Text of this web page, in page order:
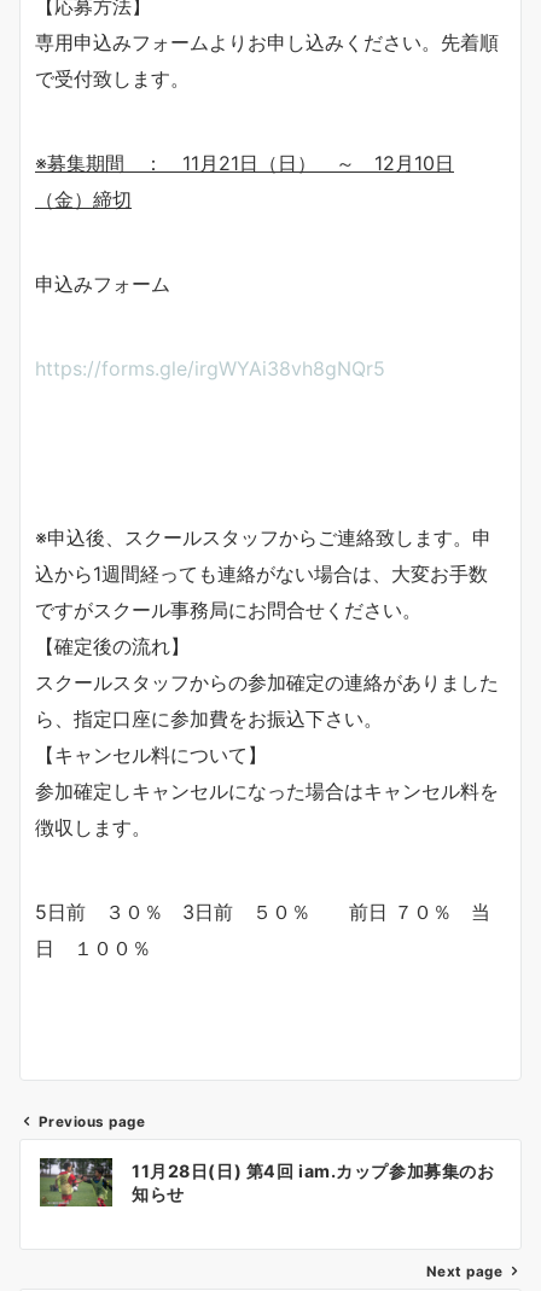
【応募方法】
専用申込みフォームよりお申し込みください。先着順
で受付致します。
※募集期間 ： 11月21日（ 日 ） ～ 12月 10日
（金）締切
申込みフォーム
https://forms.gle/irgWYAi38vh8gNQr5
※申込後、スクールスタッフからご連絡致します。申
込から1週間経っても連絡がない場合は、大変お手数
ですがスクール事務局にお問合せください。
【確定後の流れ】
スクールスタッフからの参加確定の連絡がありました
ら、指定口座に参加費をお振込下さい。
【キャンセル料について】
参加確定しキャンセルになった場合はキャンセル料を
徴収します。
5日前 ３０％ 3日前 ５０％ 前日 ７０％ 当
日 １００％
投
稿
ナ
ビ
Previous page
11月28日(日) 第4回 iam.カップ参加募集のお
知らせ
Next page